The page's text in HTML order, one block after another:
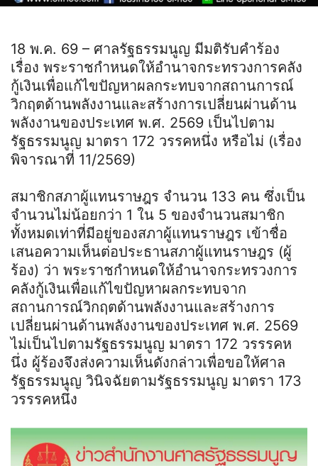
18 พ.ค. 69 – ศาลรัฐธรรมนูญ มีมติรับคำร้อง
เรื่อง พระราชกำหนดให้อำนาจกระทรวงการคลัง
กู้เงินเพื่อแก้ไขปัญหาผลกระทบจากสถานการณ์
วิกฤตด้านพลังงานและสร้างการเปลี่ยนผ่านด้าน
พลังงานของประเทศ พ.ศ. 2569 เป็นไปตาม
รัฐธรรมนูญ มาตรา 172 วรรคหนึ่ง หรือไม่ (เรื่อง
พิจารณาที่ 11/2569)
สมาชิกสภาผู้แทนราษฎร จำนวน 133 คน ซึ่งเป็น
จำนวนไม่น้อยกว่า 1 ใน 5 ของจำนวนสมาชิก
ทั้งหมดเท่าที่มีอยู่ของสภาผู้แทนราษฎร เข้าชื่อ
เสนอความเห็นต่อประธานสภาผู้แทนราษฎร (ผู้
ร้อง) ว่า พระราชกำหนดให้อำนาจกระทรวงการ
คลังกู้เงินเพื่อแก้ไขปัญหาผลกระทบจาก
สถานการณ์วิกฤตด้านพลังงานและสร้างการ
เปลี่ยนผ่านด้านพลังงานของประเทศ พ.ศ. 2569
ไม่เป็นไปตามรัฐธรรมนูญ มาตรา 172 วรรรคห
นึ่ง ผู้ร้องจึงส่งความเห็นดังกล่าวเพื่อขอให้ศาล
รัฐธรรมนูญ วินิจฉัยตามรัฐธรรมนูญ มาตรา 173
วรรรคหนึ่ง